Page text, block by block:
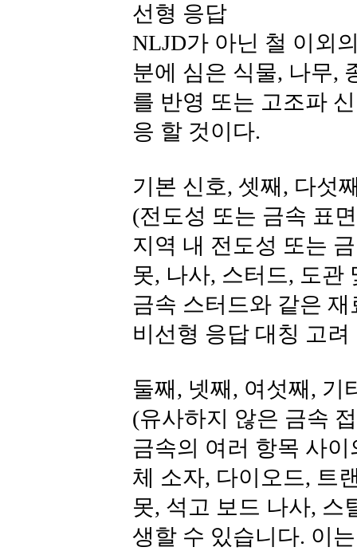
선형 응답
NLJD가 아닌 철 이외
분에 심은 식물, 나무,
를 반영 또는 고조파
응 할 것이다.
기본 신호, 셋째, 다섯
(전도성 또는 금속 표
지역 내 전도성 또는
못, 나사, 스터드, 도관
금속 스터드와 같은
비선형 응답 대칭 고려
둘째, 넷째, 여섯째, 기
(유사하지 않은 금속
금속의 여러 항목 사
체 소자, 다이오드, 트
못, 석고 보드 나사, 스
생할 수 있습니다. 이